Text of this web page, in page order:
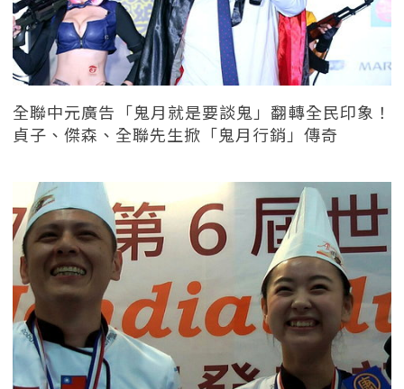
全聯中元廣告「鬼月就是要談鬼」翻轉全民印象！
貞子、傑森、全聯先生掀「鬼月行銷」傳奇